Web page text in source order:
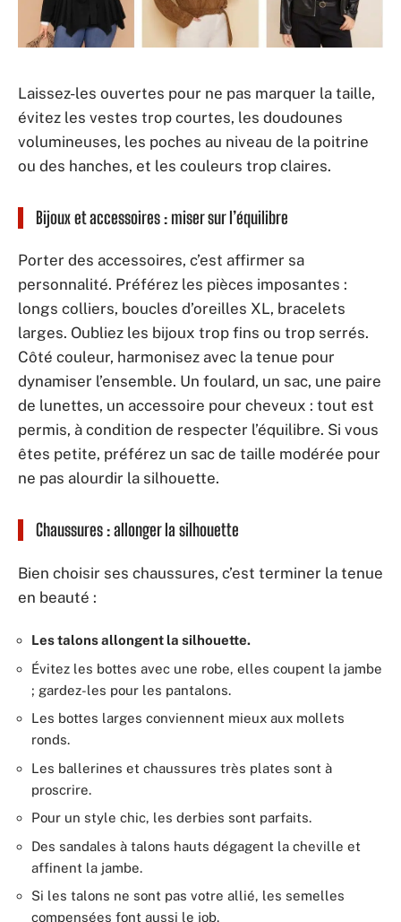
Laissez-les ouvertes pour ne pas marquer la taille,
évitez les vestes trop courtes, les doudounes
volumineuses, les poches au niveau de la poitrine
ou des hanches, et les couleurs trop claires.
Bijoux et accessoires : miser sur l’équilibre
Porter des accessoires, c’est affirmer sa
personnalité. Préférez les pièces imposantes :
longs colliers, boucles d’oreilles XL, bracelets
larges. Oubliez les bijoux trop fins ou trop serrés.
Côté couleur, harmonisez avec la tenue pour
dynamiser l’ensemble. Un foulard, un sac, une paire
de lunettes, un accessoire pour cheveux : tout est
permis, à condition de respecter l’équilibre. Si vous
êtes petite, préférez un sac de taille modérée pour
ne pas alourdir la silhouette.
Chaussures : allonger la silhouette
Bien choisir ses chaussures, c’est terminer la tenue
en beauté :
Les talons allongent la silhouette.
Évitez les bottes avec une robe, elles coupent la jambe
; gardez-les pour les pantalons.
Les bottes larges conviennent mieux aux mollets
ronds.
Les ballerines et chaussures très plates sont à
proscrire.
Pour un style chic, les derbies sont parfaits.
Des sandales à talons hauts dégagent la cheville et
affinent la jambe.
Si les talons ne sont pas votre allié, les semelles
compensées font aussi le job.